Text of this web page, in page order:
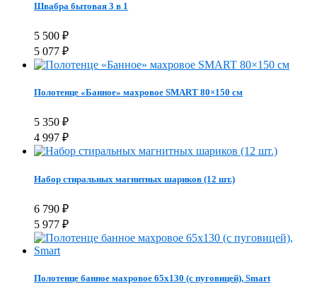
Швабра бытовая 3 в 1
5 500 ₽
5 077 ₽
Полотенце «Банное» махровое SMART 80×150 см
5 350 ₽
4 997 ₽
Набор стиральных магнитных шариков (12 шт.)
6 790 ₽
5 977 ₽
Полотенце банное махровое 65х130 (с пуговицей), Smart